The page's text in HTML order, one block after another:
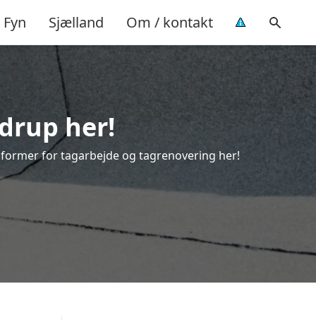
Fyn Sjælland Om / kontakt
her!
for tagarbejde og tagrenovering her!